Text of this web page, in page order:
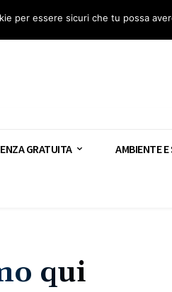
aderisci Diventa Guardia Nazionale
GRATUITA AMBIENTE E
qui
per essere sicuri che tu possa